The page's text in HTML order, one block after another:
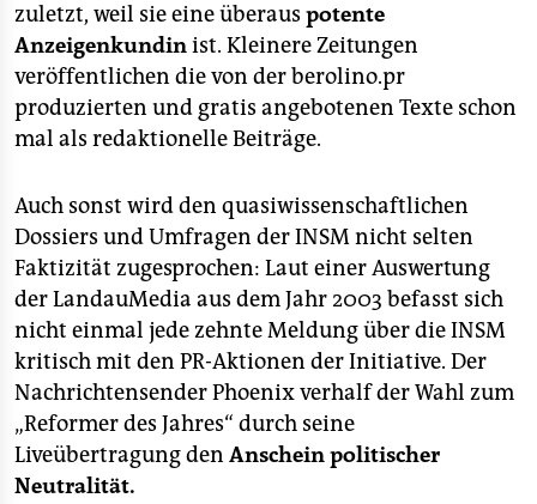
abo
genossenschaft
epaper login
zuletzt, weil sie eine überaus potente
Anzeigenkundinist. Kleinere Zeitungen
veröffentlichen die von der berolino.pr
produzierten und gratis angebotenen Texte schon
mal als redaktionelle Beiträge.
Auch sonst wird den quasiwissenschaftlichen
Dossiers und Umfragen der INSM nicht selten
Faktizität zugesprochen: Laut einer Auswertung
der LandauMedia aus dem Jahr 2003 befasst sich
nicht einmal jede zehnte Meldung über die INSM
kritisch mit den PR-Aktionen der Initiative. Der
Nachrichtensender Phoenix verhalf der Wahl zum
„Reformer des Jahres“ durch seine
Liveübertragung den Anschein politischer
Neutralität.